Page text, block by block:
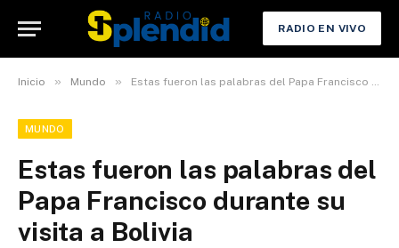
RADIO EN VIVO
Inicio » Mundo » Estas fueron las palabras del Papa Francisco durante su visita a Bolivia
MUNDO
Estas fueron las palabras del
Papa Francisco durante su
visita a Bolivia